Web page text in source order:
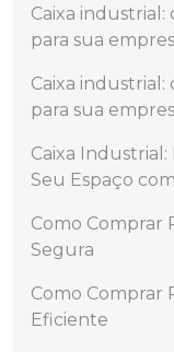
Caixa
para sua
Caixa
para sua
Caixa
Seu Espaço
Como Comprar
Segura
Como Comprar
Eficiente